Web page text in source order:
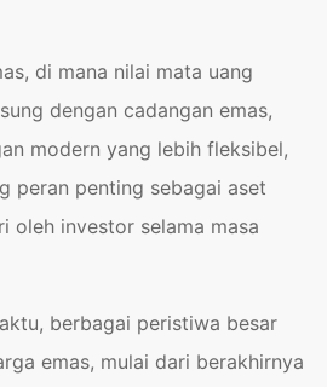
di mana nilai mata uang
dengan cadangan emas,
modern yang lebih fleksibel,
peran penting sebagai aset
oleh investor selama masa
berbagai peristiwa besar
emas, mulai dari berakhirnya